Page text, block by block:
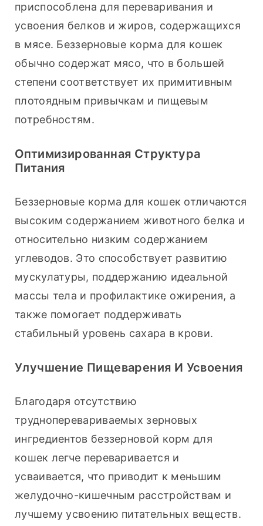
приспособлена для переваривания и
усвоения белков и жиров, содержащихся
в мясе. Беззерновые корма для кошек
обычно содержат мясо, что в большей
степени соответствует их примитивным
плотоядным привычкам и пищевым
потребностям.
Оптимизированная Структура
Питания
Беззерновые корма для кошек отличаются
высоким содержанием животного белка и
относительно низким содержанием
углеводов. Это способствует развитию
мускулатуры, поддержанию идеальной
массы тела и профилактике ожирения, а
также помогает поддерживать
стабильный уровень сахара в крови.
Улучшение Пищеварения И Усвоения
Благодаря отсутствию
трудноперевариваемых зерновых
ингредиентов беззерновой корм для
кошек легче переваривается и
усваивается, что приводит к меньшим
желудочно-кишечным расстройствам и
лучшему усвоению питательных веществ.